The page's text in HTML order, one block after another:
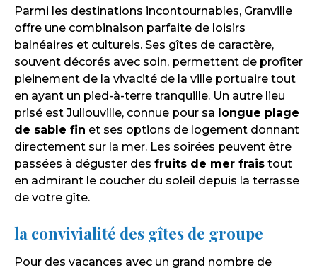
Parmi les destinations incontournables, Granville
offre une combinaison parfaite de loisirs
balnéaires et culturels. Ses gîtes de caractère,
souvent décorés avec soin, permettent de profiter
pleinement de la vivacité de la ville portuaire tout
en ayant un pied-à-terre tranquille. Un autre lieu
prisé est Jullouville, connue pour sa longue plage
de sable fin et ses options de logement donnant
directement sur la mer. Les soirées peuvent être
passées à déguster des fruits de mer frais tout
en admirant le coucher du soleil depuis la terrasse
de votre gîte.
la convivialité des gîtes de groupe
Pour des vacances avec un grand nombre de